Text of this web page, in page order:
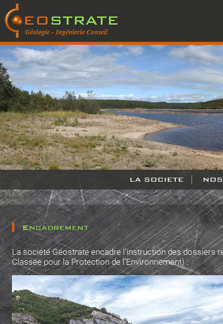
LA SOCIETE
Encadrement
La société Géostrate encadre l’instruction des dossiers
Classée pour la Protection de l’Environnement) :